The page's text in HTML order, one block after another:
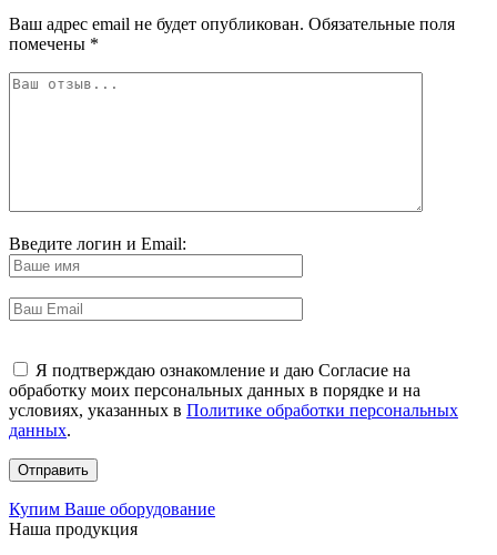
Ваш адрес email не будет опубликован. Обязательные поля
помечены *
Введите логин и Email:
Я подтверждаю ознакомление и даю Согласие на
обработку моих персональных данных в порядке и на
условиях, указанных в Политике обработки персональных
данных.
Купим Ваше оборудование
Наша продукция